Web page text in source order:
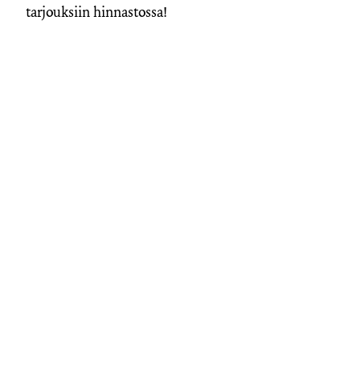
tarjouksiin hinnastossa!